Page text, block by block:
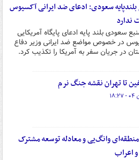
بلندپایه سعودی: ادعای ضد ایرانی آکسیوس
سعودی بلند پایه ادعای پایگاه آمریکایی
در خصوص مواضع ضد ایرانی وزیر دفاع
در جریان سفر به آمریکا را تکذیب کرد.
تا تهران نقشه جنگ نرم
وانگ‌یی و معادله توسعه مشترک
اعراب